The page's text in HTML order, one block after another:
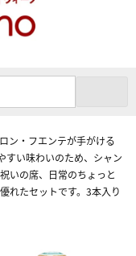
ン・フエンテが手がける
すい味わいのため、シャン
いの席、日常のちょっと
れたセットです。3本入り